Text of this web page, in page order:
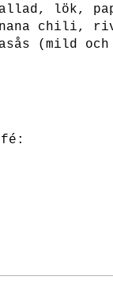
lök,
chili,
(mild och